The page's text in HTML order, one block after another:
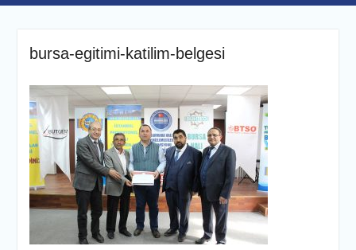
bursa-egitimi-katilim-belgesi